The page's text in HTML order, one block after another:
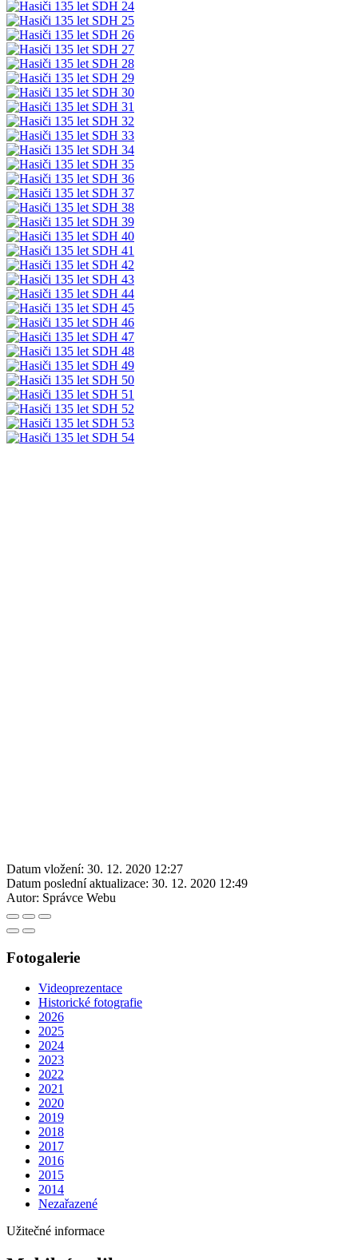
Datum vložení: 30. 12. 2020 12:27
Datum poslední aktualizace: 30. 12. 2020 12:49
Autor: Správce Webu
Fotogalerie
Videoprezentace
Historické fotografie
2026
2025
2024
2023
2022
2021
2020
2019
2018
2017
2016
2015
2014
Nezařazené
Užitečné informace